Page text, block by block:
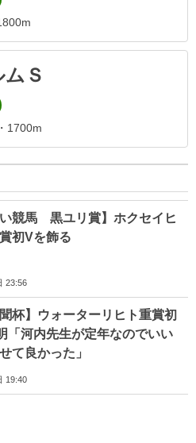
Ｓ
1700m
い競馬 黒ユリ賞】ホクセイヒ
初Vを飾る
23:56
聞杯】ウォーターリヒト重賞初
河内先生が定年なのでいい
て良かった」
19:40